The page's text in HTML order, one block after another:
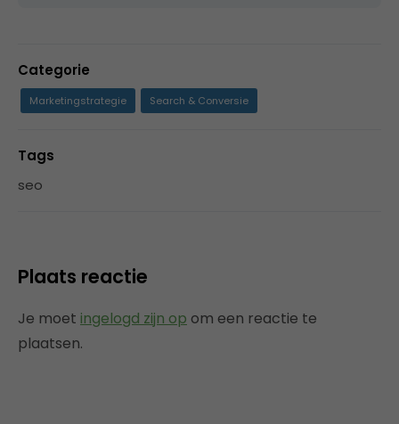
Categorie
Marketingstrategie Search & Conversie
Tags
seo
Plaats reactie
Je moet ingelogd zijn op om een reactie te
plaatsen.